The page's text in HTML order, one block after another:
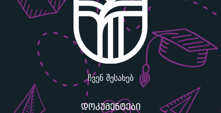
ჩვენ შესახებ
დოკუმენტები